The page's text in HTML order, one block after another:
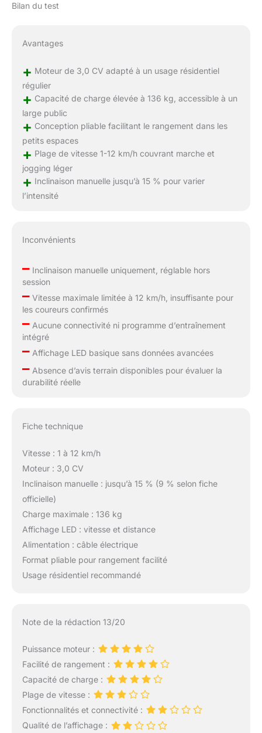
Bilan du test
Avantages
+ Moteur de 3,0 CV adapté à un usage résidentiel
régulier
+ Capacité de charge élevée à 136 kg, accessible à un
large public
+ Conception pliable facilitant le rangement dans les
petits espaces
+ Plage de vitesse 1-12 km/h couvrant marche et
jogging léger
+ Inclinaison manuelle jusqu’à 15 % pour varier
l’intensité
Inconvénients
–Inclinaison manuelle uniquement, réglable hors
session
–Vitesse maximale limitée à 12 km/h, insuffisante pour
les coureurs confirmés
–Aucune connectivité ni programme d’entraînement
intégré
–Affichage LED basique sans données avancées
–Absence d’avis terrain disponibles pour évaluer la
durabilité réelle
Fiche technique
Vitesse : 1 à 12 km/h
Moteur : 3,0 CV
Inclinaison manuelle : jusqu’à 15 % (9 % selon fiche
officielle)
Charge maximale : 136 kg
Affichage LED : vitesse et distance
Alimentation : câble électrique
Format pliable pour rangement facilité
Usage résidentiel recommandé
Note de la rédaction 13/20
Puissance moteur :
Facilité de rangement :
Capacité de charge :
Plage de vitesse :
Fonctionnalités et connectivité :
Qualité de l’affichage :